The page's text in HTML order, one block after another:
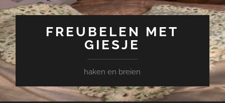
FREUBELEN MET
GIESJE
haken en breien